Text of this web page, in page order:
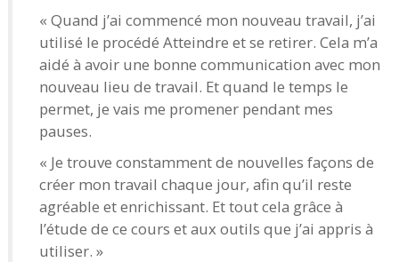
« Quand j’ai commencé mon nouveau travail, j’ai
utilisé le procédé Atteindre et se retirer. Cela m’a
aidé à avoir une bonne communication avec mon
nouveau lieu de travail. Et quand le temps le
permet, je vais me promener pendant mes
pauses.
« Je trouve constamment de nouvelles façons de
créer mon travail chaque jour, afin qu’il reste
agréable et enrichissant. Et tout cela grâce à
l’étude de ce cours et aux outils que j’ai appris à
utiliser. »